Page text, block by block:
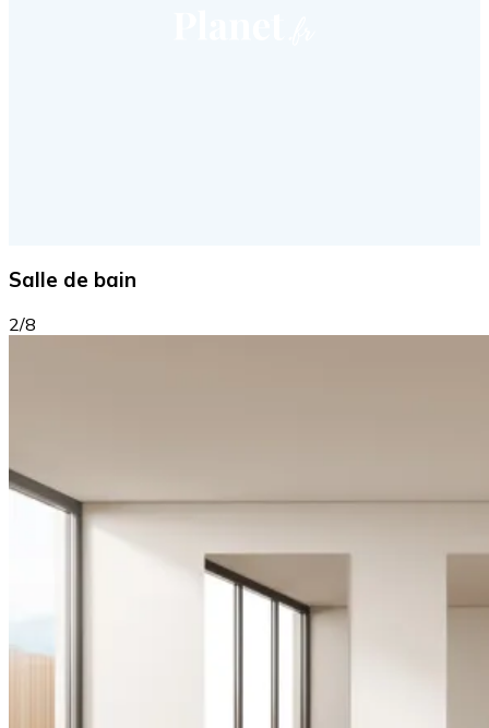
Salle de bain
2/8